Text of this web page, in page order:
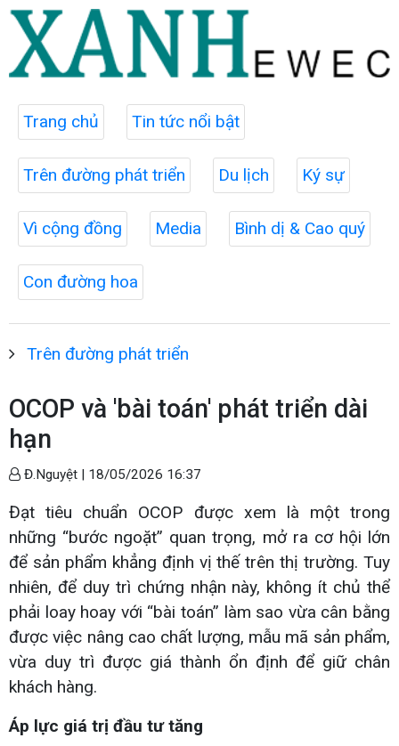
Trang chủ Tin tức nổi bật
Trên đường phát triển Du lịch Ký sự
Vì cộng đồng Media Bình dị & Cao quý
Con đường hoa
Trên đường phát triển
OCOP và 'bài toán' phát triển dài
hạn
Đ.Nguyệt | 18/05/2026 16:37
Đạt tiêu chuẩn OCOP được xem là một trong
những “bước ngoặt” quan trọng, mở ra cơ hội lớn
để sản phẩm khẳng định vị thế trên thị trường. Tuy
nhiên, để duy trì chứng nhận này, không ít chủ thể
phải loay hoay với “bài toán” làm sao vừa cân bằng
được việc nâng cao chất lượng, mẫu mã sản phẩm,
vừa duy trì được giá thành ổn định để giữ chân
khách hàng.
Áp lực giá trị đầu tư tăng